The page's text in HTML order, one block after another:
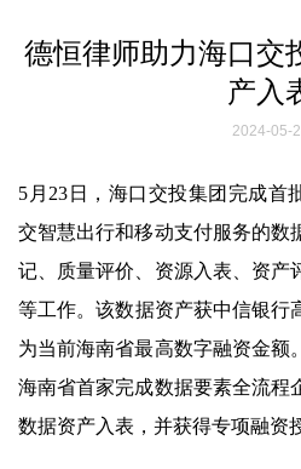
德恒律师助力海口交
产入
2024-05-
5月23日，海口交投集团完成
交智慧出行和移动支付服务的数
记、质量评价、资源入表、资产
等工作。该数据资产获中信银行
为当前海南省最高数字融资金额
海南省首家完成数据要素全流程
数据资产入表，并获得专项融资